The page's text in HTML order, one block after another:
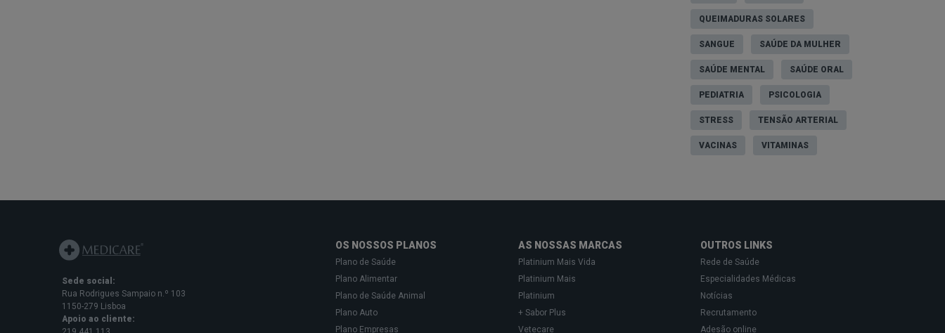
QUEIMADURAS SOLARES
SANGUE SAÚDE DA MULHER
SAÚDE MENTAL SAÚDE ORAL
PEDIATRIA PSICOLOGIA
STRESS TENSÃO ARTERIAL
VACINAS VITAMINAS
Sede social:
Rua Rodrigues Sampaio n.º 103
1150-279 Lisboa
Apoio ao cliente:
OS NOSSOS PLANOS
Plano de Saúde
Plano Alimentar
Plano de Saúde Animal
Plano Auto
Plano Empresas
AS NOSSAS MARCAS
Platinium Mais Vida
Platinium Mais
Platinium
+ Sabor Plus
Vetecare
OUTROS LINKS
Rede de Saúde
Especialidades Médicas
Notícias
Recrutamento
Adesão online